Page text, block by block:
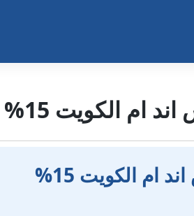
ام الكويت 15%
الكويت 15%